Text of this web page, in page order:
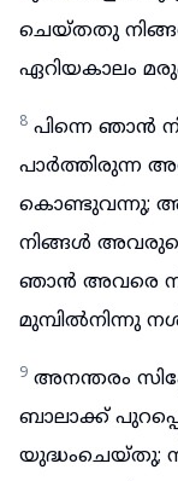
ചെയ്തതു
ഏറിയകാലം
8 പിന്നെ ഞാൻ
പാർത്തിരുന്ന
കൊണ്ടുവന്നു;
നിങ്ങൾ
ഞാൻ അവരെ
മുമ്പിൽനിന്നു
9 അനന്തരം
ബാലാക്ക്
യുദ്ധംചെയ്തു;